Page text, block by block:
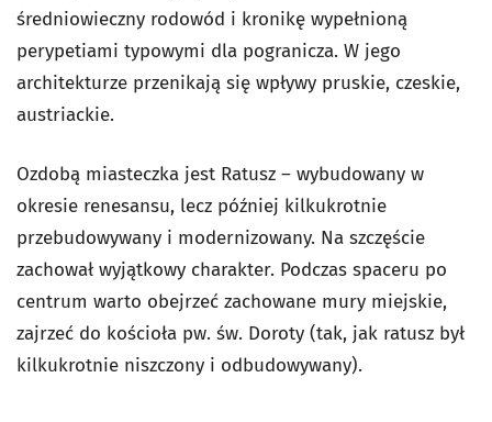
średniowieczny rodowód i kronikę wypełnioną
perypetiami typowymi dla pogranicza. W jego
architekturze przenikają się wpływy pruskie, czeskie,
austriackie.
Ozdobą miasteczka jest Ratusz – wybudowany w
okresie renesansu, lecz później kilkukrotnie
przebudowywany i modernizowany. Na szczęście
zachował wyjątkowy charakter. Podczas spaceru po
centrum warto obejrzeć zachowane mury miejskie,
zajrzeć do kościoła pw. św. Doroty (tak, jak ratusz był
kilkukrotnie niszczony i odbudowywany).